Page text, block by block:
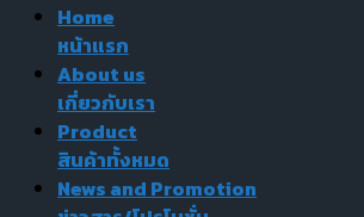
Home
หน้าแรก
About us
เกี่ยวกับเรา
Product
สินค้าทั้งหมด
News and Promotion